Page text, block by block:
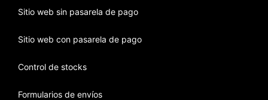
Sitio web sin pasarela de pago
Sitio web con pasarela de pago
Control de stocks
Formularios de envíos